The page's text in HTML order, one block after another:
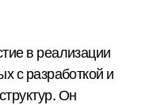
в реализации
с разработкой и
Он